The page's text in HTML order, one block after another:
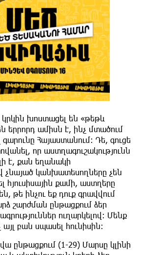
խոստացել են «թեթև
երրորդ ամիսն է, ինչ մտածում
գարունը Հայաստանում: Դե, գուցե
որ աստղագուշակությունն
է, քան եղանակի
չնայած կանխատեսողները չեն
հյուսիսային քամի, աստղերը
թե ինչու եք դուք գրավվում
շարժման ընթացքում ձեր
ուղարկելով: Մենք
բան սպասել հունիսին։
ընթացքում (1-29) Մարսը կլինի